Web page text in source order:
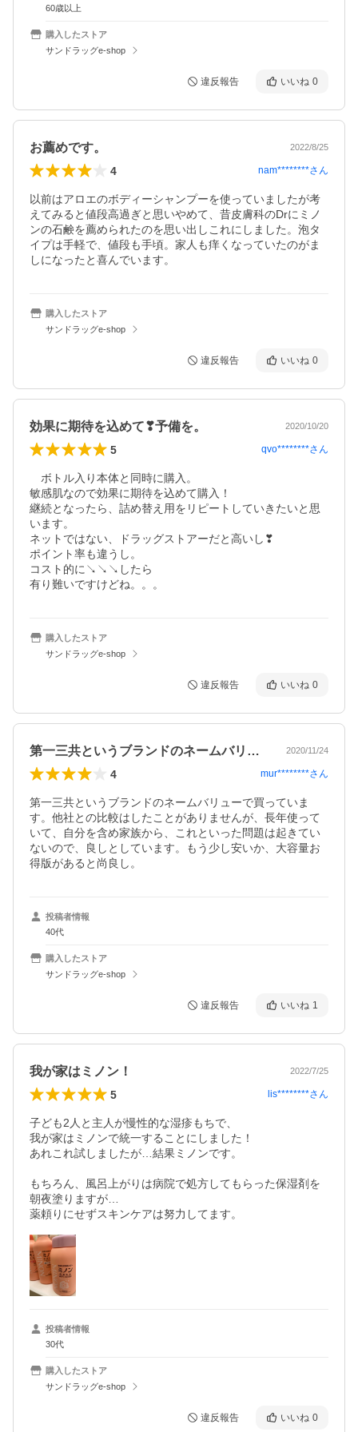
60歳以上
購入したストア
サンドラッグe-shop
違反報告 いいね 0
お薦めです。 2022/8/25
4 nam********さん
以前はアロエのボディーシャンプーを使っていましたが考
えてみると値段高過ぎと思いやめて、昔皮膚科のDrにミノ
ンの石鹸を薦められたのを思い出しこれにしました。泡タ
イプは手軽で、値段も手頃。家人も痒くなっていたのがま
しになったと喜んでいます。
購入したストア
サンドラッグe-shop
違反報告 いいね 0
効果に期待を込めて❣予備を。 2020/10/20
5 qvo********さん
ボトル入り本体と同時に購入。
敏感肌なので効果に期待を込めて購入！
継続となったら、詰め替え用をリピートしていきたいと思
います。
ネットではない、ドラッグストアーだと高いし❣
ポイント率も違うし。
コスト的に↘↘↘したら
有り難いですけどね。。。
購入したストア
サンドラッグe-shop
違反報告 いいね 0
第一三共というブランドのネームバリュー… 2020/11/24
4 mur********さん
第一三共というブランドのネームバリューで買っていま
す。他社との比較はしたことがありませんが、長年使って
いて、自分を含め家族から、これといった問題は起きてい
ないので、良しとしています。もう少し安いか、大容量お
得版があると尚良し。
投稿者情報
40代
購入したストア
サンドラッグe-shop
違反報告 いいね 1
我が家はミノン！ 2022/7/25
5 lis********さん
子ども2人と主人が慢性的な湿疹もちで、
我が家はミノンで統一することにしました！
あれこれ試しましたが…結果ミノンです。
もちろん、風呂上がりは病院で処方してもらった保湿剤を
朝夜塗りますが…
薬頼りにせずスキンケアは努力してます。
投稿者情報
30代
購入したストア
サンドラッグe-shop
違反報告 いいね 0